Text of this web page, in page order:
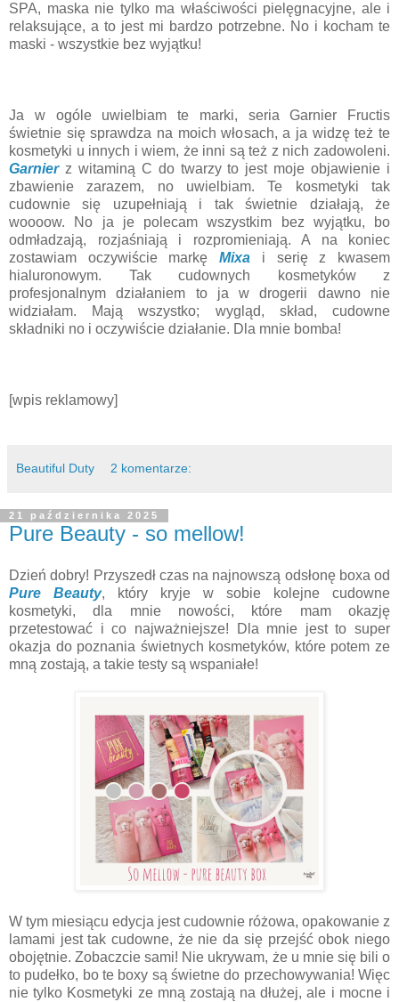
SPA, maska nie tylko ma właściwości pielęgnacyjne, ale i
relaksujące, a to jest mi bardzo potrzebne. No i kocham te
maski - wszystkie bez wyjątku!
Ja w ogóle uwielbiam te marki, seria Garnier Fructis
świetnie się sprawdza na moich włosach, a ja widzę też te
kosmetyki u innych i wiem, że inni są też z nich zadowoleni.
Garnier z witaminą C do twarzy to jest moje objawienie i
zbawienie zarazem, no uwielbiam. Te kosmetyki tak
cudownie się uzupełniają i tak świetnie działają, że
woooow. No ja je polecam wszystkim bez wyjątku, bo
odmładzają, rozjaśniają i rozpromieniają. A na koniec
zostawiam oczywiście markęMixa i serię z kwasem
hialuronowym. Tak cudownych kosmetyków z
profesjonalnym działaniem to ja w drogerii dawno nie
widziałam. Mają wszystko; wygląd, skład, cudowne
składniki no i oczywiście działanie. Dla mnie bomba!
[wpis reklamowy]
Beautiful Duty 2 komentarze:
21 października 2025
Pure Beauty - so mellow!
Dzień dobry! Przyszedł czas na najnowszą odsłonę boxa od
Pure Beauty, który kryje w sobie kolejne cudowne
kosmetyki, dla mnie nowości, które mam okazję
przetestować i co najważniejsze! Dla mnie jest to super
okazja do poznania świetnych kosmetyków, które potem ze
mną zostają, a takie testy są wspaniałe!
W tym miesiącu edycja jest cudownie różowa, opakowanie z
lamami jest tak cudowne, że nie da się przejść obok niego
obojętnie. Zobaczcie sami! Nie ukrywam, że u mnie się bili o
to pudełko, bo te boxy są świetne do przechowywania! Więc
nie tylko Kosmetyki ze mną zostają na dłużej, ale i mocne i